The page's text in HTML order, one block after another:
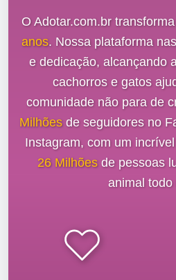
O Adotar.com.br
anos. Nossa plataforma
e dedicação, alcançando
cachorros e gatos
comunidade não para de
Milhõesde seguidores no
Instagram, com um
26 Milhõesde pessoas
animal todo